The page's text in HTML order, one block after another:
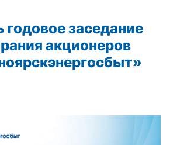
годовое заседание
акционеров